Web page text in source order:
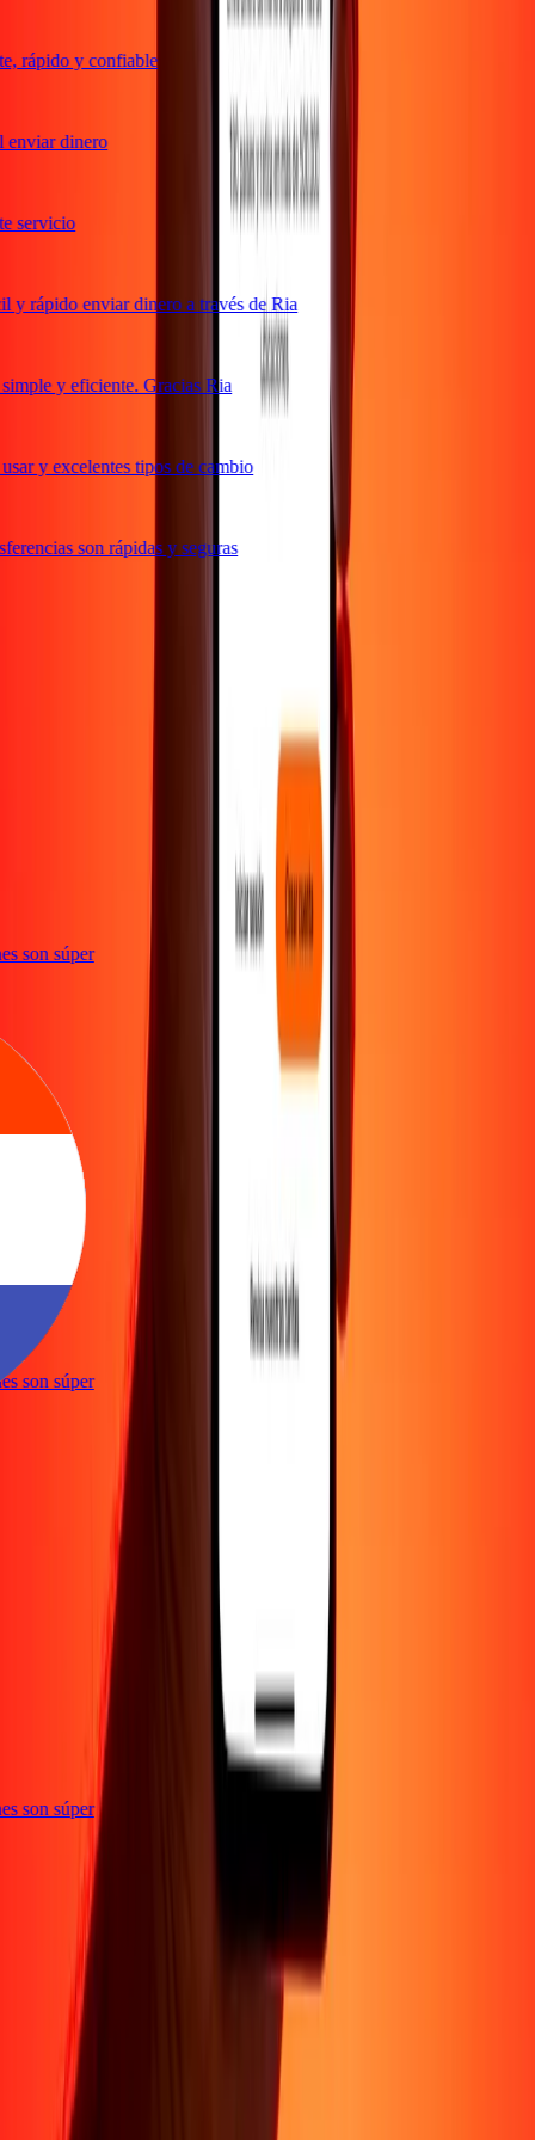
rápido y confiable
dinero
rápido enviar dinero a través de Ria
y eficiente. Gracias Ria
y excelentes tipos de cambio
son rápidas y seguras
son súper
son súper
son súper
Acerca de
Conviértete en agenteConviértete en socio
Conviértete en socio estratégico
Carreras Promociones
Transferencia internacional de dinero
Soporte